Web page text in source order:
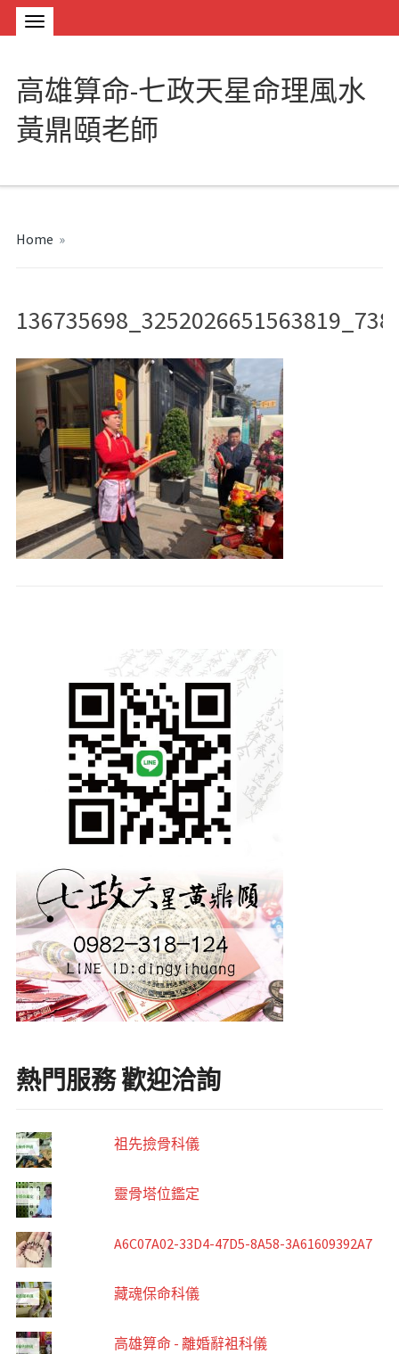
高雄算命-七政天星命理風水
黃鼎頤老師
Home »
熱門服務 歡迎洽詢
祖先撿骨科儀
靈骨塔位鑑定
A6C07A02-33D4-47D5-8A58-3A61609392A7
藏魂保命科儀
高雄算命 - 離婚辭袓科儀